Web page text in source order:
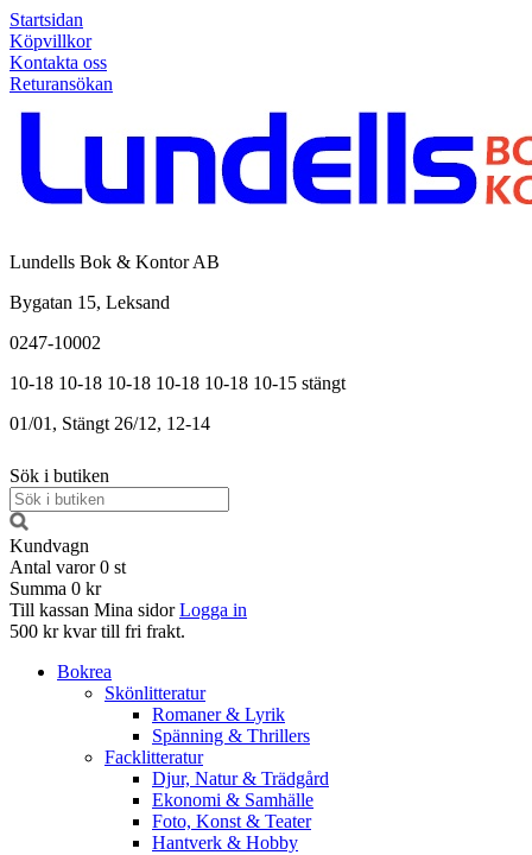
Startsidan
Köpvillkor
Kontakta oss
Returansökan
Lundells Bok & Kontor AB
Bygatan 15, Leksand
0247-10002
10-18 10-18 10-18 10-18 10-18 10-15 stängt
01/01, Stängt 26/12, 12-14
Sök i butiken
Kundvagn
Antal varor 0 st
Summa 0 kr
Till kassan Mina sidor Logga in
500 kr kvar till fri frakt.
Bokrea
Skönlitteratur
Romaner & Lyrik
Spänning & Thrillers
Facklitteratur
Djur, Natur & Trädgård
Ekonomi & Samhälle
Foto, Konst & Teater
Hantverk & Hobby